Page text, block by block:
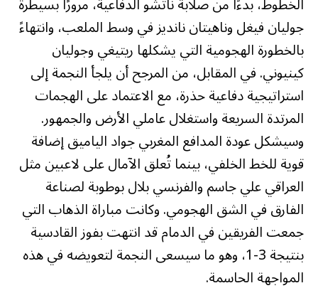
جوليان فيغل وناهيتان نانديز في وسط الملعب، وانتهاءً
بالخطورة الهجومية التي يشكلها ريتيغي وجوليان
كينيوني. في المقابل، من المرجح أن يلجأ النجمة إلى
استراتيجية دفاعية حذرة، مع الاعتماد على الهجمات
المرتدة السريعة واستغلال عاملي الأرض والجمهور.
وسيشكل عودة المدافع المغربي جواد الياميق إضافة
قوية للخط الخلفي، بينما تُعلق الآمال على لاعبين مثل
العراقي علي جاسم والفرنسي بلال بوطوبة لصناعة
الفارق في الشق الهجومي. وكانت مباراة الذهاب التي
جمعت الفريقين في الدمام قد انتهت بفوز القادسية
بنتيجة 3-1، وهو ما سيسعى النجمة لتعويضه في هذه
المواجهة الحاسمة.